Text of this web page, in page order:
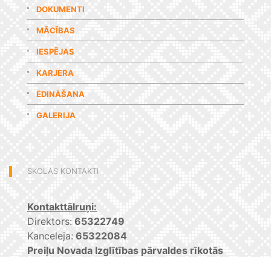
DOKUMENTI
MĀCĪBAS
IESPĒJAS
KARJERA
ĒDINĀŠANA
GALERIJA
SKOLAS KONTAKTI
Kontakttālruņi:
Direktors: 65322749
Kanceleja: 65322084
Preiļu Novada Izglītības pārvaldes rīkotās